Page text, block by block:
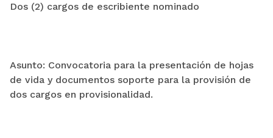
Dos (2) cargos de escribiente nominado
Asunto: Convocatoria para la presentación de hojas
de vida y documentos soporte para la provisión de
dos cargos en provisionalidad.